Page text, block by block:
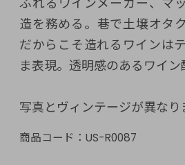
造を務める。巷で土壌オタ
だからこそ造れるワインは
ま表現。透明感のあるワイン
写真とヴィンテージが異なり
商品コード： US-R0087